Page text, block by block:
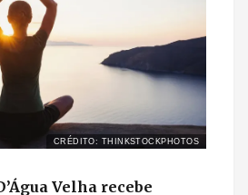
CRÉDITO: THINKSTOCKPHOTOS
Velha recebe